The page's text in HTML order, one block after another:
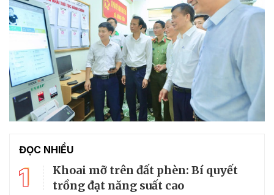
ĐỌC NHIỀU
1
Khoai mỡ trên đất phèn: Bí quyết
trồng đạt năng suất cao